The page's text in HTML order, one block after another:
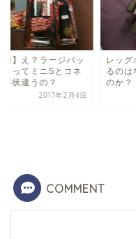
知】え？ラージバッ
ーってミニSとコネ
形状違うの？
2017年2月4日
レッグ
るのは
のか？
COMMENT